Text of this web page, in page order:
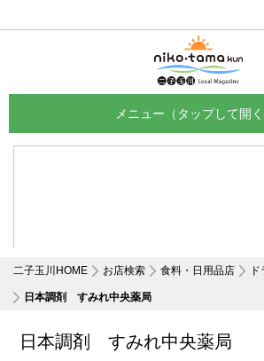
二子玉川HOME お店検索 食料・日用品店
日本調剤 すみれ中央薬局
日本調剤 すみれ中央薬局
メニュー